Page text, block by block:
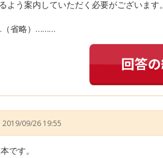
よう案内していただく必要がございます。
省略）………
2019/09/26 19:55
です。